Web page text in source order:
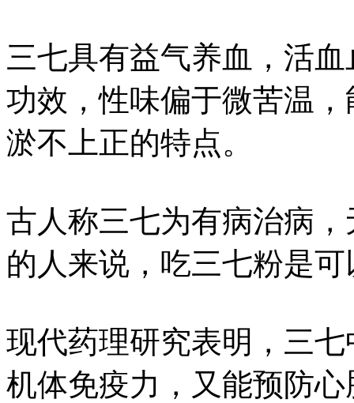
三七具有益气养血，活
功效，性味偏于微苦温
淤不上正的特点。
古人称三七为有病治病
的人来说，吃三七粉是
现代药理研究表明，三
机体免疫力，又能预防